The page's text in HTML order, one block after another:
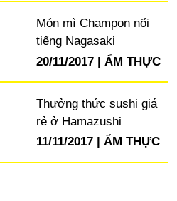
Món mì Champon nổi
tiếng Nagasaki
20/11/2017
ẨM THỰC
Thưởng thức sushi giá
rẻ ở Hamazushi
11/11/2017
ẨM THỰC